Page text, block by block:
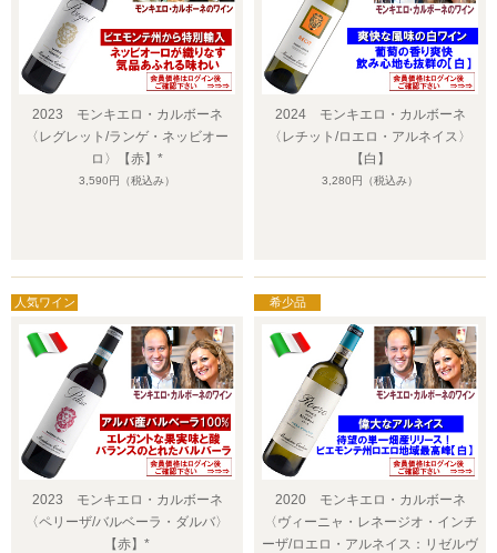
2023 モンキエロ・カルボーネ
〈レグレット/ランゲ・ネッビオー
ロ〉【赤】*
3,590円 （税込み）
2024 モンキエロ・カルボーネ
〈レチット/ロエロ・アルネイス〉
【白】
3,280円 （税込み）
2023 モンキエロ・カルボーネ
〈ペリーザ/バルベーラ・ダルバ〉
【赤】*
2020 モンキエロ・カルボーネ
〈ヴィーニャ・レネージオ・インチ
ーザ/ロエロ・アルネイス：リゼルヴ